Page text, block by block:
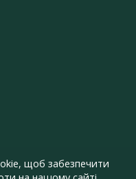
щоб забезпечити